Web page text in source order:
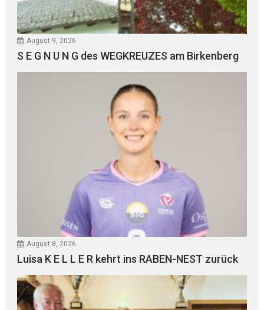
August 9, 2026
S E G N U N G des WEGKREUZES am Birkenberg
August 8, 2026
Luisa K E L L E R kehrt ins RABEN-NEST zurück